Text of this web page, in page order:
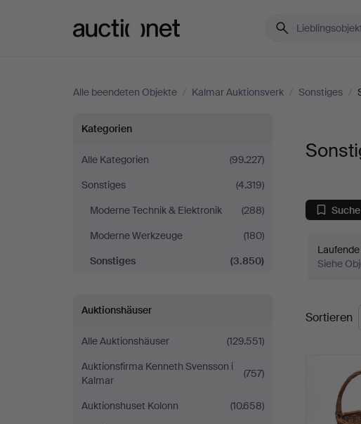
Alle beendeten Objekte / Kalmar Auktionsverk / Sonstiges /
Sonstiges
bei
Kalmar
Auktionsverk
Kategorien
Alle Kategorien
(99.227)
Sonstiges
(4.319)
Moderne Technik & Elektronik
(288)
Moderne Werkzeuge
(180)
Sonstiges
(3.850)
Auktionshäuser
Alle Auktionshäuser
(129.551)
Auktionsfirma Kenneth Svensson i
Kalmar
(757)
Auktionshuset Kolonn
(10.658)
Siehe
Sortieren